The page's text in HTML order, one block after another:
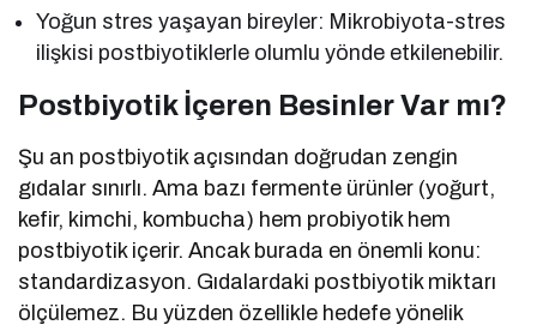
Yoğun stres yaşayan bireyler: Mikrobiyota-stres
ilişkisi postbiyotiklerle olumlu yönde etkilenebilir.
Postbiyotik İçeren Besinler Var mı?
Şu an postbiyotik açısından doğrudan zengin
gıdalar sınırlı. Ama bazı fermente ürünler (yoğurt,
kefir, kimchi, kombucha) hem probiyotik hem
postbiyotik içerir. Ancak burada en önemli konu:
standardizasyon. Gıdalardaki postbiyotik miktarı
ölçülemez. Bu yüzden özellikle hedefe yönelik